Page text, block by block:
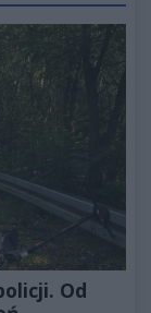
Od